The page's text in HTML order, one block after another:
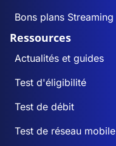
Bons plans Streaming
Ressources
Actualités et guides
Test d'éligibilité
Test de débit
Test de réseau mobile